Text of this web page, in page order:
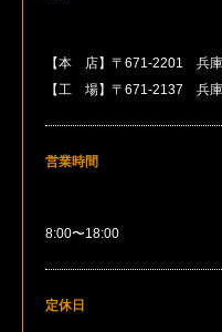
【本 店】〒671-2201 兵
【工 場】〒671-2137 兵
営業時間
8:00〜18:00
定休日